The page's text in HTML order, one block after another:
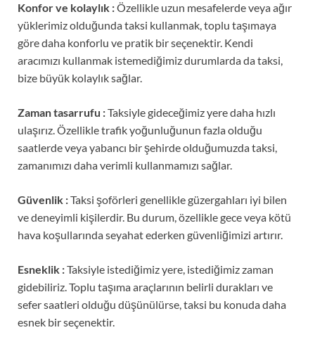
Konfor ve kolaylık :Özellikle uzun mesafelerde veya ağır
yüklerimiz olduğunda taksi kullanmak, toplu taşımaya
göre daha konforlu ve pratik bir seçenektir. Kendi
aracımızı kullanmak istemediğimiz durumlarda da taksi,
bize büyük kolaylık sağlar.
Zaman tasarrufu :Taksiyle gideceğimiz yere daha hızlı
ulaşırız. Özellikle trafik yoğunluğunun fazla olduğu
saatlerde veya yabancı bir şehirde olduğumuzda taksi,
zamanımızı daha verimli kullanmamızı sağlar.
Güvenlik :Taksi şoförleri genellikle güzergahları iyi bilen
ve deneyimli kişilerdir. Bu durum, özellikle gece veya kötü
hava koşullarında seyahat ederken güvenliğimizi artırır.
Esneklik :Taksiyle istediğimiz yere, istediğimiz zaman
gidebiliriz. Toplu taşıma araçlarının belirli durakları ve
sefer saatleri olduğu düşünülürse, taksi bu konuda daha
esnek bir seçenektir.